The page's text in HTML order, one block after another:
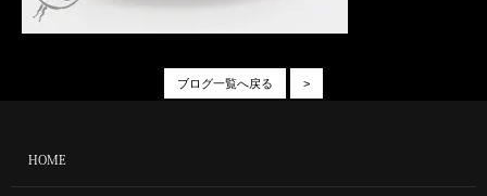
>
ブログ一覧へ戻る
HOME